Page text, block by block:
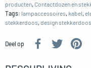
producten, Contactdozen en
Tags: lampaccessoires, kabel,
stekkerdoos, design stekkerdoos
Deel op